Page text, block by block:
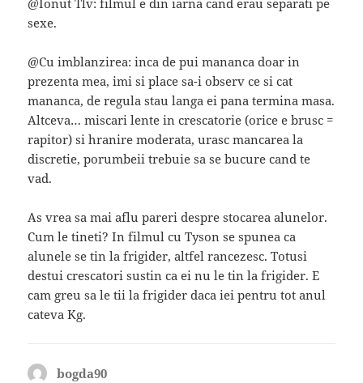
@Ionut Tlv: filmul e din iarna cand erau separati pe
sexe.
@Cu imblanzirea: inca de pui mananca doar in
prezenta mea, imi si place sa-i observ ce si cat
mananca, de regula stau langa ei pana termina masa.
Altceva… miscari lente in crescatorie (orice e brusc =
rapitor) si hranire moderata, urasc mancarea la
discretie, porumbeii trebuie sa se bucure cand te
vad.
As vrea sa mai aflu pareri despre stocarea alunelor.
Cum le tineti? In filmul cu Tyson se spunea ca
alunele se tin la frigider, altfel rancezesc. Totusi
destui crescatori sustin ca ei nu le tin la frigider. E
cam greu sa le tii la frigider daca iei pentru tot anul
cateva Kg.
bogda90